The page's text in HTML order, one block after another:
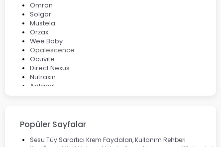
Omron
Solgar
Mustela
Orzax
Wee Baby
Opalescence
Ocuvite
Direct Nexus
Nutraxin
Aptamil
Lansinoh
Cebrolux
Dermoskin
Popüler Sayfalar
Sesu Tüy Sarartıcı Krem Faydaları, Kullanım Rehberi